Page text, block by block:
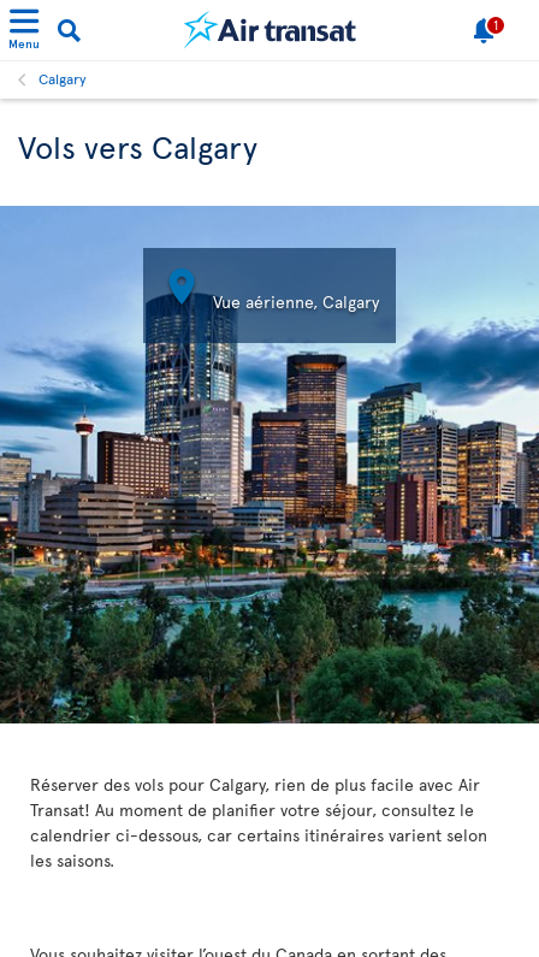
Menu
1
Calgary
Vols vers Calgary
Vue aérienne, Calgary
Réserver des vols pour Calgary, rien de plus facile avec Air
Transat! Au moment de planifier votre séjour, consultez le
calendrier ci-dessous, car certains itinéraires varient selon
les saisons.